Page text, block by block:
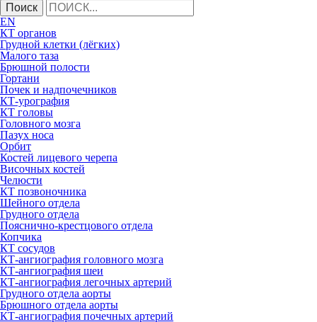
Поиск
EN
КТ органов
Грудной клетки (лёгких)
Малого таза
Брюшной полости
Гортани
Почек и надпочечников
КТ-урография
КТ головы
Головного мозга
Пазух носа
Орбит
Костей лицевого черепа
Височных костей
Челюсти
КТ позвоночника
Шейного отдела
Грудного отдела
Пояснично-крестцового отдела
Копчика
КТ сосудов
КТ-ангиография головного мозга
КТ-ангиография шеи
КТ-ангиография легочных артерий
Грудного отдела аорты
Брюшного отдела аорты
КТ-ангиография почечных артерий